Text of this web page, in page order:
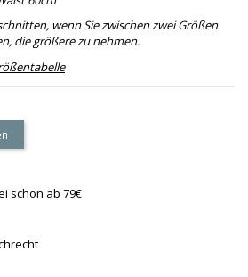
wenn Sie zwischen zwei Größen
die größere zu nehmen.
schon ab 79€